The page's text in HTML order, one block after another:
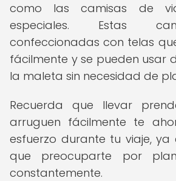
como las camisas de
especiales. Estas
confeccionadas con telas
fácilmente y se pueden usar
la maleta sin necesidad de
Recuerda que llevar
arruguen fácilmente te
esfuerzo durante tu viaje,
que preocuparte por
constantemente.